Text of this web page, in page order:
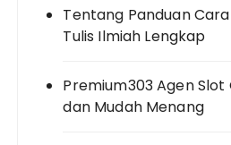
Tentang Panduan
Tulis Ilmiah Lengkap
Premium303 Agen
dan Mudah Menang